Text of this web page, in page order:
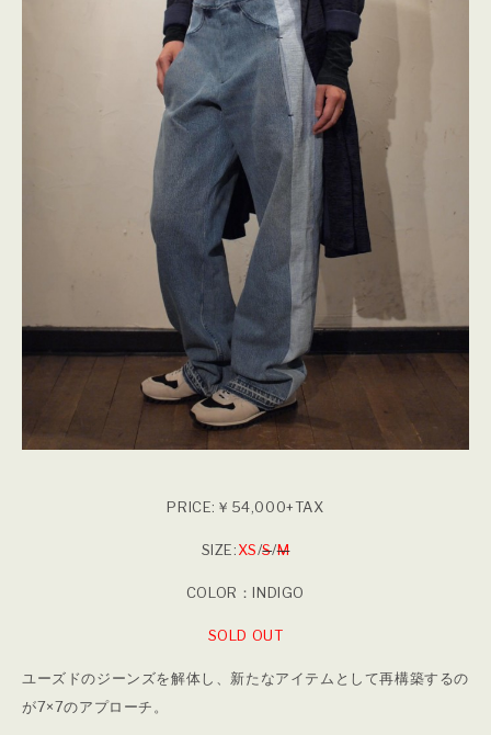
PRICE:￥54,000+TAX
SIZE:XS/S/M
COLOR：INDIGO
SOLD OUT
ユーズドのジーンズを解体し、新たなアイテムとして再構築するの
が7×7のアプローチ。